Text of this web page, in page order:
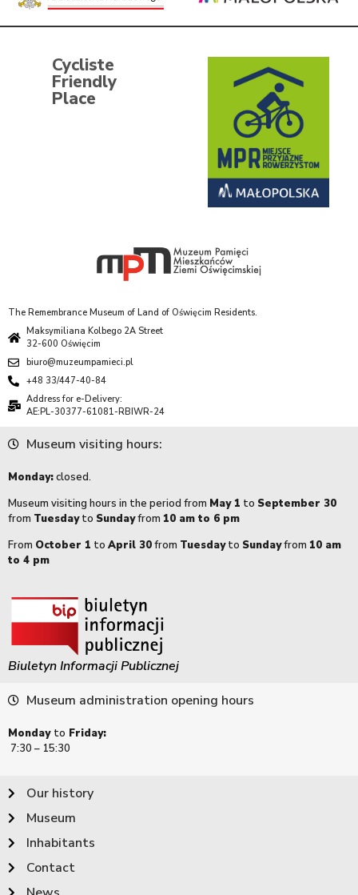
Cycliste
Friendly
Place
The Remembrance Museum of Land of Oświęcim Residents.
Maksymiliana Kolbego 2A Street
32-600 Oświęcim
biuro@muzeumpamieci.pl
+48 33/447-40-84
Address for e-Delivery:
AE:PL-30377-61081-RBIWR-24
Museum visiting hours:
Monday:closed.
Museum visiting hours in the period from May 1 to September 30
from Tuesdayto Sundayfrom 10 am to 6 pm
From October 1 to April 30from Tuesdayto Sundayfrom 10 am
to 4 pm
Biuletyn Informacji Publicznej
Museum administration opening hours
Monday to Friday:
7:30 – 15:30
Our history
Museum
Inhabitants
Contact